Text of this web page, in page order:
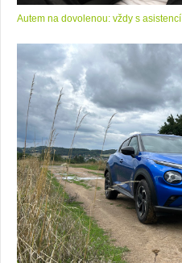
Autem na dovolenou: vždy s asistencí